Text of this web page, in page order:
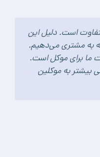
است. دلیل این
به مشتری می‌دهیم.
ما برای موکل است.
به موکلین